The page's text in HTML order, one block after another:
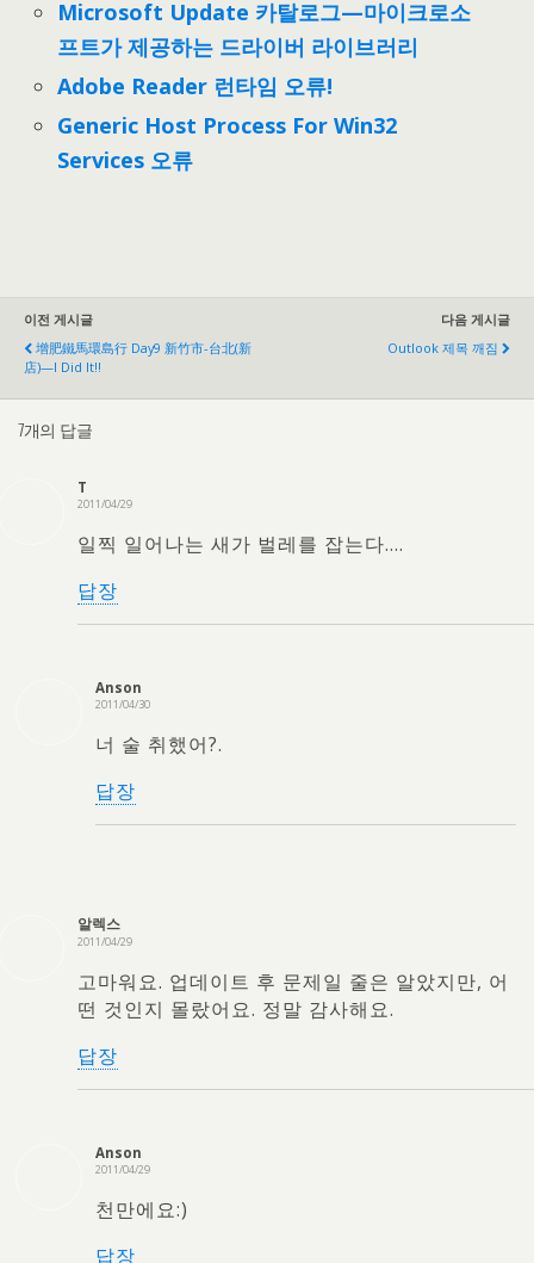
Microsoft Update 카탈로그—마이크로소
프트가 제공하는 드라이버 라이브러리
Adobe Reader 런타임 오류!
Generic Host Process For Win32
Services 오류
이전 게시글
增肥鐵馬環島行 Day9 新竹市-台北(新
店)—I Did It!!
다음 게시글
Outlook 제목 깨짐
7개의 답글
T
2011/04/29
일찍 일어나는 새가 벌레를 잡는다….
답장
Anson
2011/04/30
너 술 취했어?.
답장
알렉스
2011/04/29
고마워요. 업데이트 후 문제일 줄은 알았지만, 어
떤 것인지 몰랐어요. 정말 감사해요.
답장
Anson
2011/04/29
천만에요:)
답장